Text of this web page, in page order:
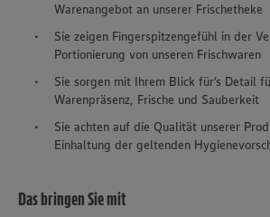
Warenangebot an unserer Frischetheke
Sie zeigen Fingerspitzengefühl in der
Portionierung von unseren Frischwaren
Sie sorgen mit Ihrem Blick für‘s Detail
Warenpräsenz, Frische und Sauberkeit
Sie achten auf die Qualität unserer
Einhaltung der geltenden
Das bringen Sie mit